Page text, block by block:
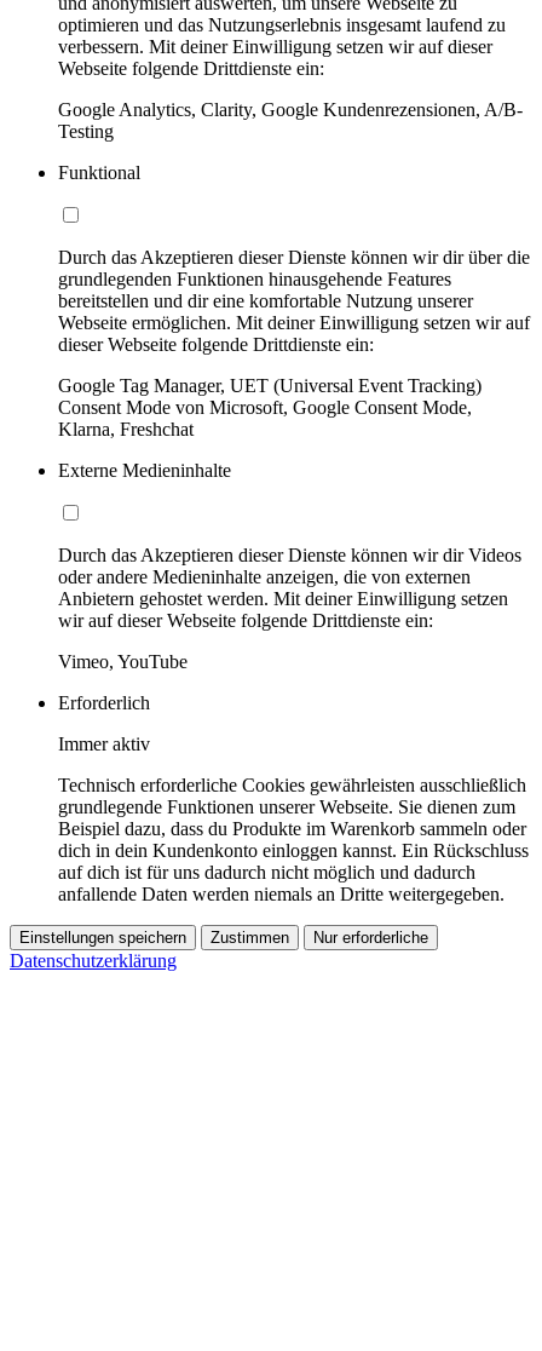
optimieren und das Nutzungserlebnis insgesamt laufend zu
verbessern. Mit deiner Einwilligung setzen wir auf dieser
Webseite folgende Drittdienste ein:
Google Analytics, Clarity, Google Kundenrezensionen, A/B-
Testing
Funktional
Durch das Akzeptieren dieser Dienste können wir dir über die
grundlegenden Funktionen hinausgehende Features
bereitstellen und dir eine komfortable Nutzung unserer
Webseite ermöglichen. Mit deiner Einwilligung setzen wir auf
dieser Webseite folgende Drittdienste ein:
Google Tag Manager, UET (Universal Event Tracking)
Consent Mode von Microsoft, Google Consent Mode,
Klarna, Freshchat
Externe Medieninhalte
Durch das Akzeptieren dieser Dienste können wir dir Videos
oder andere Medieninhalte anzeigen, die von externen
Anbietern gehostet werden. Mit deiner Einwilligung setzen
wir auf dieser Webseite folgende Drittdienste ein:
Vimeo, YouTube
Erforderlich
Immer aktiv
Technisch erforderliche Cookies gewährleisten ausschließlich
grundlegende Funktionen unserer Webseite. Sie dienen zum
Beispiel dazu, dass du Produkte im Warenkorb sammeln oder
dich in dein Kundenkonto einloggen kannst. Ein Rückschluss
auf dich ist für uns dadurch nicht möglich und dadurch
anfallende Daten werden niemals an Dritte weitergegeben.
Einstellungen speichern Zustimmen Nur erforderliche
Datenschutzerklärung